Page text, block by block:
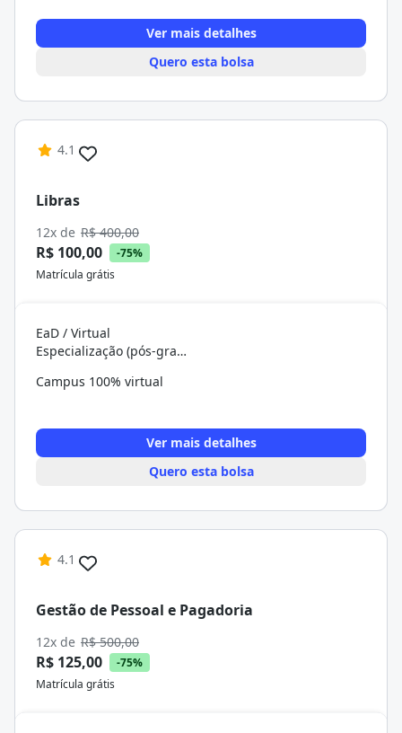
Ver mais detalhes
Quero esta bolsa
4.1
Libras
12x de R$ 400,00
R$ 100,00
-75%
Matrícula grátis
EaD / Virtual
Especialização (pós-graduação)
Campus 100% virtual
Ver mais detalhes
Quero esta bolsa
4.1
Gestão de Pessoal e Pagadoria
12x de R$ 500,00
R$ 125,00
-75%
Matrícula grátis